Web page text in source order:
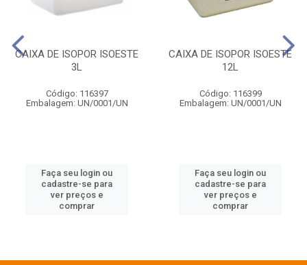
CAIXA DE ISOPOR ISOESTE
3L
Código: 116397
Embalagem: UN/0001/UN
Faça seu login ou
cadastre-se para
ver preços e
comprar
CAIXA DE ISOPOR ISOESTE
12L
Código: 116399
Embalagem: UN/0001/UN
Faça seu login ou
cadastre-se para
ver preços e
comprar